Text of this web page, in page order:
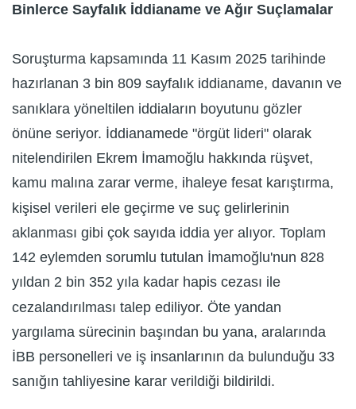
Binlerce Sayfalık İddianame ve Ağır Suçlamalar
Soruşturma kapsamında 11 Kasım 2025 tarihinde
hazırlanan 3 bin 809 sayfalık iddianame, davanın ve
sanıklara yöneltilen iddiaların boyutunu gözler
önüne seriyor. İddianamede "örgüt lideri" olarak
nitelendirilen Ekrem İmamoğlu hakkında rüşvet,
kamu malına zarar verme, ihaleye fesat karıştırma,
kişisel verileri ele geçirme ve suç gelirlerinin
aklanması gibi çok sayıda iddia yer alıyor. Toplam
142 eylemden sorumlu tutulan İmamoğlu'nun 828
yıldan 2 bin 352 yıla kadar hapis cezası ile
cezalandırılması talep ediliyor. Öte yandan
yargılama sürecinin başından bu yana, aralarında
İBB personelleri ve iş insanlarının da bulunduğu 33
sanığın tahliyesine karar verildiği bildirildi.